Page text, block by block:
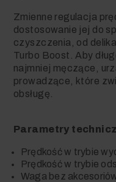
Zmienne regulacja
dostosowanie jej do
czyszczenia, od
Turbo Boost. Aby
najmniej męczące,
prowadzące, które
obsługę.
Parametry
Prędkość w trybie
Prędkość w trybie
Waga bez